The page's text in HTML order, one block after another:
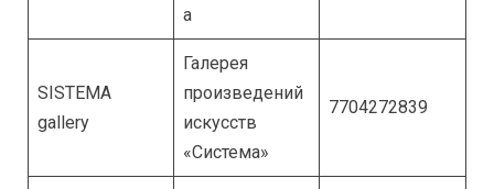
а
SISTEMA
gallery
Галерея
произведений
искусств
«Система»
7704272839